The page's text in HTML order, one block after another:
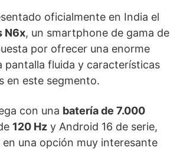
oficialmente en India el
N6x, un smartphone de gama de
por ofrecer una enorme
pantalla fluida y características
en este segmento.
con una batería de 7.000
120 Hz y Android 16 de serie,
una opción muy interesante